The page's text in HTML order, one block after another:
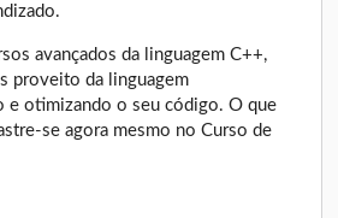
avançados da linguagem C++,
proveito da linguagem
e otimizando o seu código. O que
se agora mesmo no Curso de